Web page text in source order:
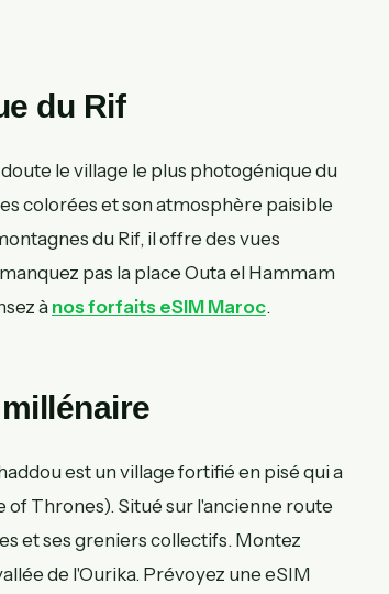
du Rif
le village le plus photogénique du
colorées et son atmosphère paisible
du Rif, il offre des vues
pas la place Outa el Hammam
à nos forfaits eSIM Maroc.
est un village fortifié en pisé qui a
of Thrones). Situé sur l'ancienne route
et ses greniers collectifs. Montez
de l'Ourika. Prévoyez une eSIM